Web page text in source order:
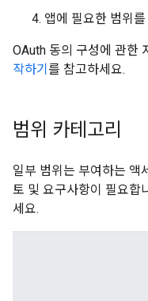
앱에 필요한 범위
OAuth 동의 구성에 관한
작하기 를 참고하세요.
범위 카테고리
일부 범위는 부여하는 액
토 및 요구사항이 필요합
세요.